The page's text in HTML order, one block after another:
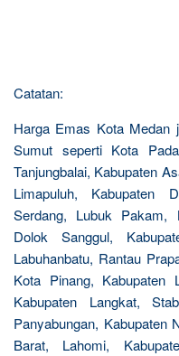
Catatan:
Harga Emas Kota Medan
Sumut seperti Kota
Tanjungbalai, Kabupaten
Limapuluh, Kabupaten
Serdang, Lubuk Pakam,
Dolok Sanggul,
Labuhanbatu, Rantau
Kota Pinang, Kabupaten
Kabupaten Langkat,
Panyabungan, Kabupaten
Barat, Lahomi,